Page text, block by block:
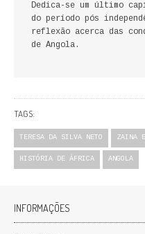
RELAÇÕES
COLEÇÃO ATENA
QUEM SOMOS
PROMOÇÕES
VER CARRINHO
Dedica-se um último
do período pós
reflexão acerca das
de Angola.
TAGS:
TERESA DA SILVA NETO ZAINA
HISTÓRIA DE ÁFRICA ANGOLA
INFORMAÇÕES